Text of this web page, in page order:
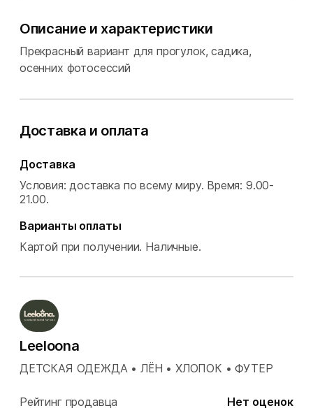
Описание и характеристики
Прекрасный вариант для прогулок, садика,
осенних фотосессий
Доставка и оплата
Доставка
Условия: доставка по всему миру. Время: 9.00-
21.00.
Варианты оплаты
Картой при получении. Наличные.
Leeloona
ДЕТСКАЯ ОДЕЖДА • ЛЁН • ХЛОПОК • ФУТЕР
Рейтинг продавца
Нет оценок